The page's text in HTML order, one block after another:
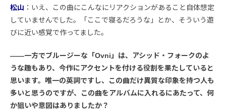
松山 ：いえ、この曲にこんなにリアクションがあること自体想定
していませんでした。「ここで寝るだろうな」とか、そういう遊
びに近い感覚で作ってました。
――一方でブルージーな「Ovni」は、アシッド・フォークのよ
うな趣もあり、今作にアクセントを付ける役割を果たしていると
思います。唯一の英詞ですし、この曲だけ異質な印象を持つ人も
多いと思うのですが、この曲をアルバムに入れるにあたって、何
か狙いや意図はありましたか？